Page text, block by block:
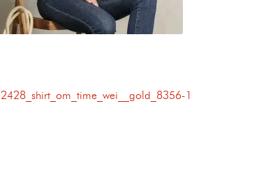
2428_shirt_om_time_wei__gold_8356-1